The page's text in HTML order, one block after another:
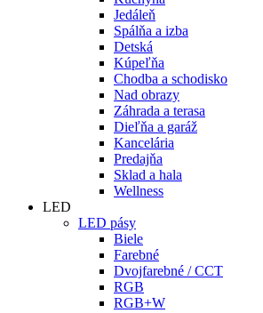
Jedáleň
Spálňa a izba
Detská
Kúpeľňa
Chodba a schodisko
Nad obrazy
Záhrada a terasa
Dieľňa a garáž
Kancelária
Predajňa
Sklad a hala
Wellness
LED
LED pásy
Biele
Farebné
Dvojfarebné / CCT
RGB
RGB+W